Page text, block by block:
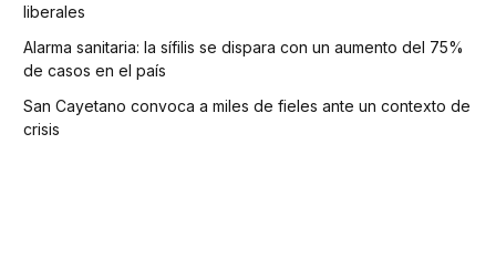
liberales
Alarma sanitaria: la sífilis se dispara con un aumento del 75%
de casos en el país
San Cayetano convoca a miles de fieles ante un contexto de
crisis